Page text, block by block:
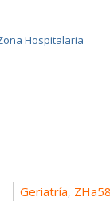
Geriatría,